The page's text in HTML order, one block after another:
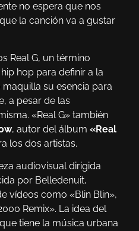
no espera que nos
la canción va a gustar
Real G, un término
hop para definir a la
su esencia para
a pesar de las
«Real G» también
, autor del álbum «Real
los dos artistas.
audiovisual dirigida
por Belledenuit,
vídeos como «Blin Blin»,
Remix». La idea del
tiene la música urbana